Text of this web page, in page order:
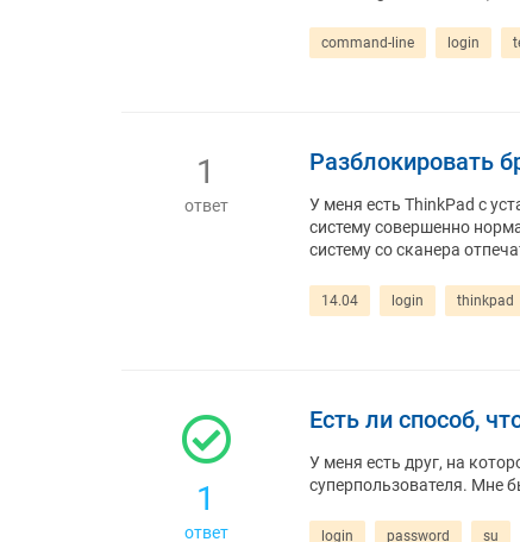
command-line login
1
ответ
Разблокировать
У меня есть ThinkPad с
систему совершенно
систему со сканера
14.04 login thinkpad
1
ответ
Есть ли способ,
У меня есть друг, на
суперпользователя. Мне
login password su